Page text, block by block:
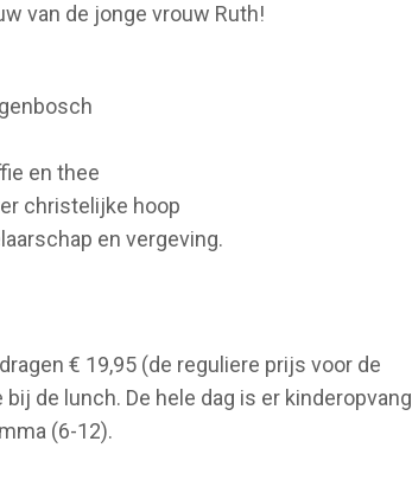
van de jonge vrouw Ruth!
en thee
christelijke hoop
en vergeving.
€ 19,95 (de reguliere prijs voor de
de lunch. De hele dag is er kinderopvang
(6-12).